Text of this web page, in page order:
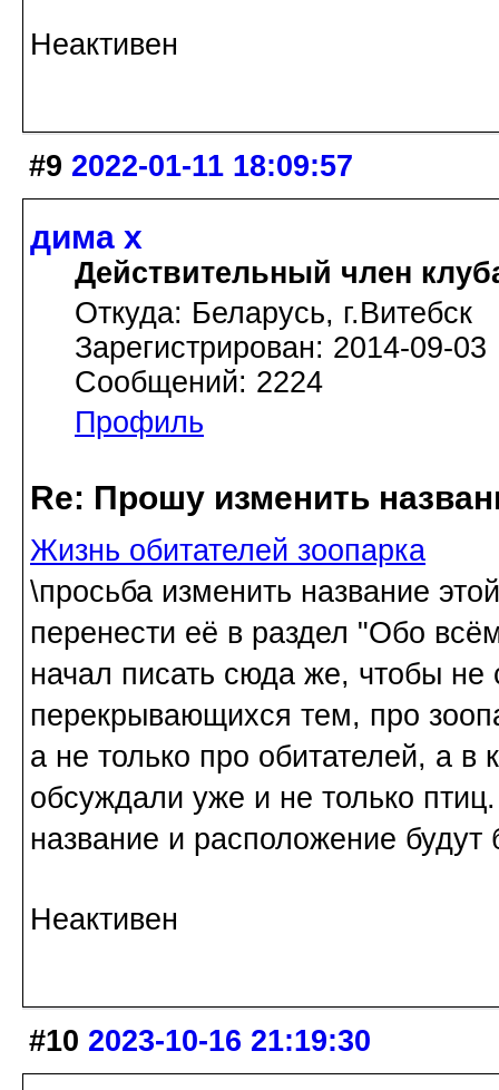
Неактивен
#9 2022-01-11 18:09:57
дима х
Действительный член
Откуда: Беларусь, г.Витебск
Зарегистрирован: 2014-09-03
Сообщений: 2224
Профиль
Re: Прошу изменить
Жизнь обитателей зоопарка
\просьба изменить название
перенести её в раздел "Обо
начал писать сюда же, чтобы не
перекрывающихся тем, про
а не только про обитателей, а в
обсуждали уже и не только
название и расположение будут
Неактивен
#10 2023-10-16 21:19:30